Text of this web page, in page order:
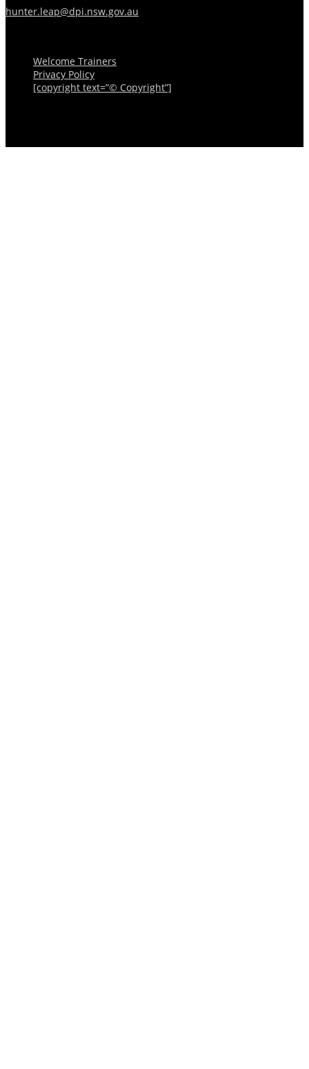
hunter.leap@dpi.nsw.gov.au
Welcome Trainers
Privacy Policy
[copyright text=”© Copyright”]